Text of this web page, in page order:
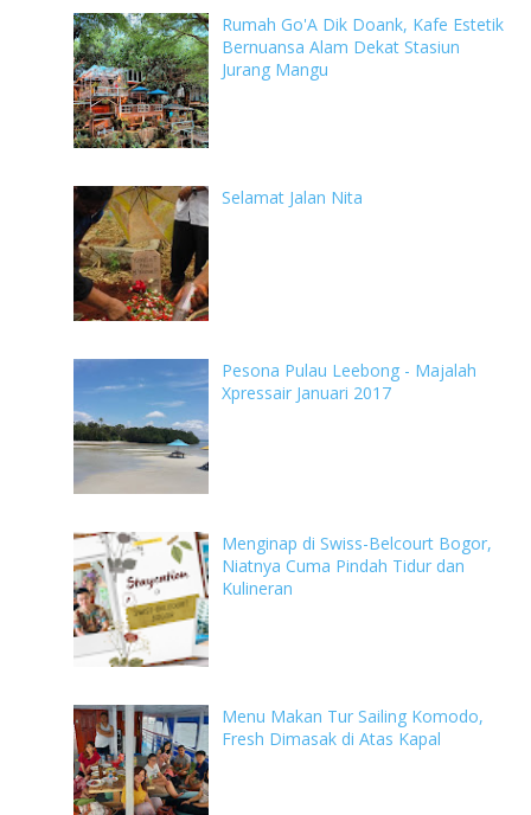
Rumah Go'A Dik Doank, Kafe Estetik
Bernuansa Alam Dekat Stasiun
Jurang Mangu
Selamat Jalan Nita
Pesona Pulau Leebong - Majalah
Xpressair Januari 2017
Menginap di Swiss-Belcourt Bogor,
Niatnya Cuma Pindah Tidur dan
Kulineran
Menu Makan Tur Sailing Komodo,
Fresh Dimasak di Atas Kapal